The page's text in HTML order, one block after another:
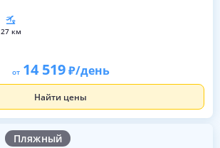
27 км
от 14 519 /день
Найти цены
Пляжный